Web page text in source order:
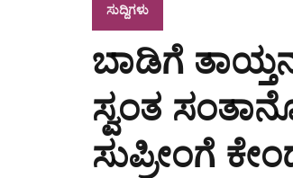
ಸುದ್ದಿಗಳು
ಬಾಡಿಗೆ
ಸ್ವಂತ
ಸುಪ್ರೀಂಗೆ